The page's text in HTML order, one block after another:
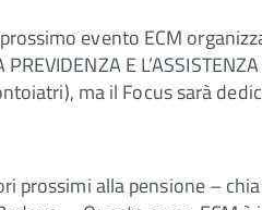
evento ECM
E L’ASSISTENZA
ma il Focus sarà
prossimi alla pensione –